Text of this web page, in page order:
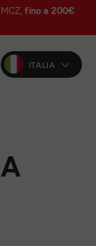
fino a 200€
ITALIA